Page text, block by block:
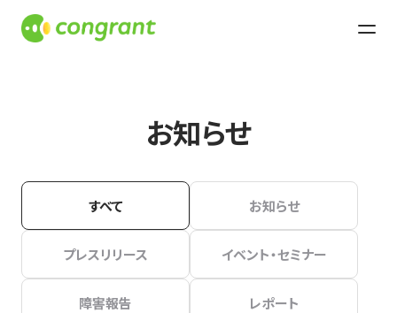
お知らせ
すべて お知らせ
プレスリリース イベント・セミナー
障害報告 レポート